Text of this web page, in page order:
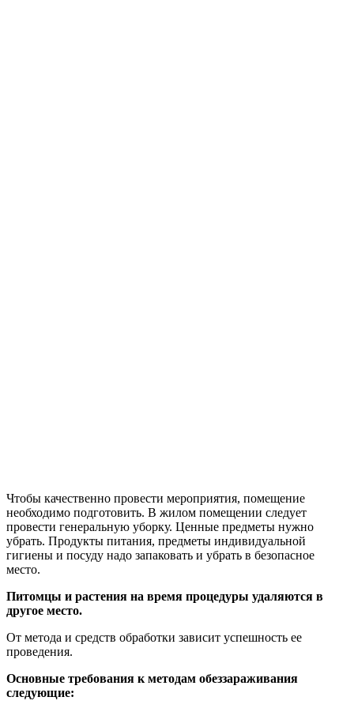
Чтобы качественно провести мероприятия, помещение
необходимо подготовить. В жилом помещении следует
провести генеральную уборку. Ценные предметы нужно
убрать. Продукты питания, предметы индивидуальной
гигиены и посуду надо запаковать и убрать в безопасное
место.
Питомцы и растения на время процедуры удаляются в
другое место.
От метода и средств обработки зависит успешность ее
проведения.
Основные требования к методам обеззараживания
следующие: